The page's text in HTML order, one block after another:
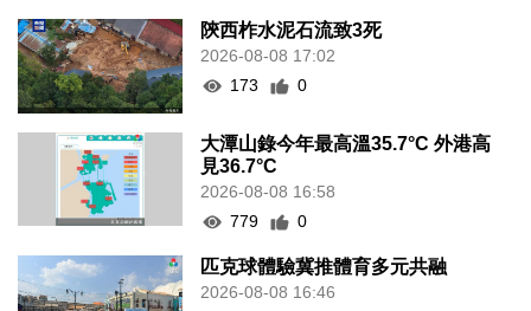
陝西柞水泥石流致3死
2026-08-08 17:02
173
0
大潭山錄今年最高溫35.7°C 外港高
見36.7°C
2026-08-08 16:58
779
0
匹克球體驗冀推體育多元共融
2026-08-08 16:46